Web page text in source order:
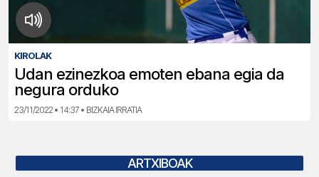
KIROLAK
Udan ezinezkoa emoten ebana egia da
negura orduko
23/11/2022 • 14:37 • BIZKAIA IRRATIA
ARTXIBOAK